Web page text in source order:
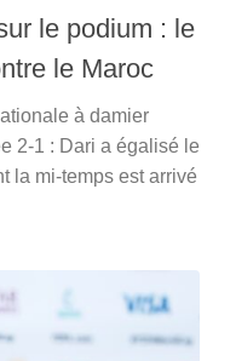
le podium : le
le Maroc
à damier
2-1 : Dari a égalisé le
la mi-temps est arrivé